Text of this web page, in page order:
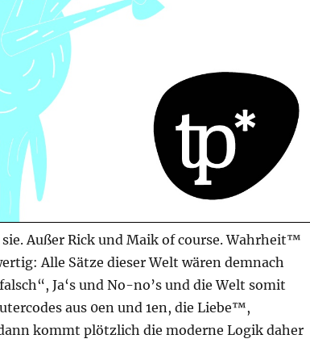
Außer Rick und Maik of course. Wahrheit™
Alle Sätze dieser Welt wären demnach
Ja‘s und No-no’s und die Welt somit
aus 0en und 1en, die Liebe™,
kommt plötzlich die moderne Logik daher